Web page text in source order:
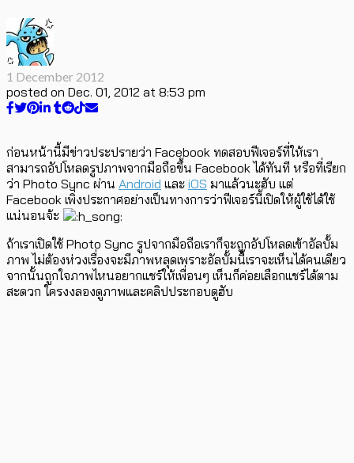
1 December 2012
posted on Dec. 01, 2012 at 8:53 pm
ก่อนหน้านี้มีข่าวประปรายว่า Facebook ทดสอบฟีเจอร์ที่ให้เรา
สามารถอัปโหลดรูปภาพจากมือถือขึ้น Facebook ได้ทันที หรือที่เรียก
ว่า Photo Sync ผ่าน Android และ iOS มาแล้วนะฮับ แต่
Facebook เพิ่งประกาศอย่างเป็นทางการว่าฟีเจอร์นี้เปิดให้ผู้ใช้ได้ใช้
แน่นอนจ้ะ
ถ้าเราเปิดใช้ Photo Sync รูปจากมือถือเราก็จะถูกอัปโหลดเข้าอัลบั้ม
ภาพ ไม่ต้องห่วงเรื่องจะมีภาพหลุดเพราะอัลบั้มนี้เราจะเห็นได้คนเดียว
จากนั้นถูกใจภาพไหนอยากแชร์ให้เพื่อนๆ เห็นก็ค่อยเลือกแชร์ได้ตาม
สะดวก ใครงงลองดูภาพและคลิปประกอบดูฮับ